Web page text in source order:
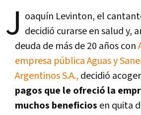
J oaquín Levinton, el
decidió curarse en salud y,
deuda de más de 20 años con
empresa pública Aguas y
Argentinos S.A., decidió
pagos que le ofreció la
muchos beneficios en quita